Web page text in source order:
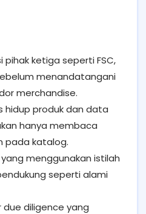
pihak ketiga seperti FSC,
menandatangani
merchandise.
hidup produk dan data
hanya membaca
pada katalog.
menggunakan istilah
seperti alami
diligence yang